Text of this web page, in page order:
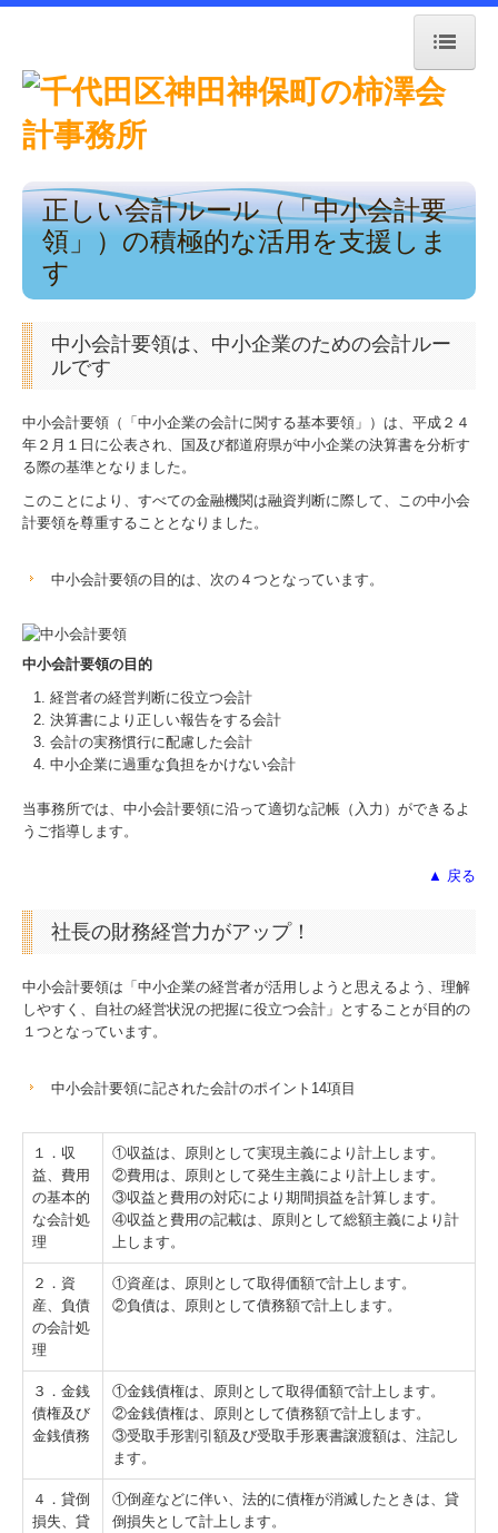
トップページ
事務所紹介
交通案内
業務案内
リンク集
お問合せ
経営者オススメ情報
Q&A経営相談
税務カレンダー
個人情報保護方針
TKCシステムQ&A
経営革新等支援機関とは
国の共済制度活用コーナー
正しい会計ルール（「中小会計要
領」）の積極的な活用を支援しま
す
中小会計要領は、中小企業のための会計ルー
ルです
中小会計要領（「中小企業の会計に関する基本要領」）は、平成２４
年２月１日に公表され、国及び都道府県が中小企業の決算書を分析す
る際の基準となりました。
このことにより、すべての金融機関は融資判断に際して、この中小会
計要領を尊重することとなりました。
中小会計要領の目的は、次の４つとなっています。
中小会計要領の目的
経営者の経営判断に役立つ会計
決算書により正しい報告をする会計
会計の実務慣行に配慮した会計
中小企業に過重な負担をかけない会計
当事務所では、中小会計要領に沿って適切な記帳（入力）ができるよ
うご指導します。
▲ 戻る
社長の財務経営力がアップ！
中小会計要領は「中小企業の経営者が活用しようと思えるよう、理解
しやすく、自社の経営状況の把握に役立つ会計」とすることが目的の
１つとなっています。
中小会計要領に記された会計のポイント14項目
１．収
益、費用
の基本的
な会計処
理
①収益は、原則として実現主義により計上します。
②費用は、原則として発生主義により計上します。
③収益と費用の対応により期間損益を計算します。
④収益と費用の記載は、原則として総額主義により計
上します。
２．資
産、負債
の会計処
理
①資産は、原則として取得価額で計上します。
②負債は、原則として債務額で計上します。
３．金銭
債権及び
金銭債務
①金銭債権は、原則として取得価額で計上します。
②金銭債権は、原則として債務額で計上します。
③受取手形割引額及び受取手形裏書譲渡額は、注記し
ます。
４．貸倒
損失、貸
①倒産などに伴い、法的に債権が消滅したときは、貸
倒損失として計上します。